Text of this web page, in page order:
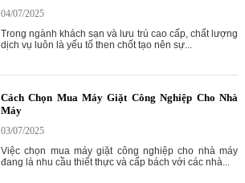
04/07/2025
Trong ngành khách sạn và lưu trú cao cấp, chất lượng
dịch vụ luôn là yếu tố then chốt tạo nên sự...
Cách Chọn Mua Máy Giặt Công Nghiệp Cho Nhà
Máy
03/07/2025
Việc chọn mua máy giặt công nghiệp cho nhà máy
đang là nhu cầu thiết thực và cấp bách với các nhà...